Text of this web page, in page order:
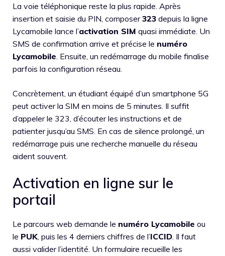
La voie téléphonique reste la plus rapide. Après
insertion et saisie du PIN, composer323 depuis la ligne
Lycamobile lance l’activation SIM quasi immédiate. Un
SMS de confirmation arrive et précise le numéro
Lycamobile . Ensuite, un redémarrage du mobile finalise
parfois la configuration réseau.
Concrètement, un étudiant équipé d’un smartphone 5G
peut activer la SIM en moins de 5 minutes. Il suffit
d’appeler le 323, d’écouter les instructions et de
patienter jusqu’au SMS. En cas de silence prolongé, un
redémarrage puis une recherche manuelle du réseau
aident souvent.
Activation en ligne sur le
portail
Le parcours web demande le numéro Lycamobile ou
le PUK , puis les 4 derniers chiffres de l’ICCID . Il faut
aussi valider l’identité. Un formulaire recueille les